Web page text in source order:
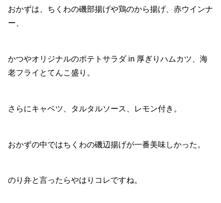
おかずは、ちくわの磯部揚げや鶏のから揚げ、赤ウインナ
ー、
かつやオリジナルのポテトサラダ in 厚ぎりハムカツ、海
老フライとてんこ盛り。
さらにキャベツ、タルタルソース、レモン付き。
おかずの中ではちくわの磯辺揚げが一番美味しかった。
のり弁と言ったらやはりコレですね。